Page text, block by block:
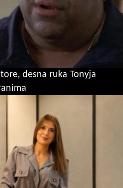
desna ruka Tonyja